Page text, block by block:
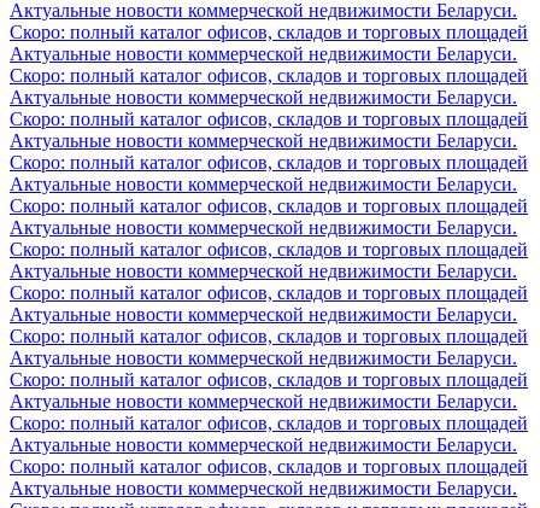
Актуальные новости коммерческой недвижимости Беларуси.
Скоро: полный каталог офисов, складов и торговых площадей
Актуальные новости коммерческой недвижимости Беларуси.
Скоро: полный каталог офисов, складов и торговых площадей
Актуальные новости коммерческой недвижимости Беларуси.
Скоро: полный каталог офисов, складов и торговых площадей
Актуальные новости коммерческой недвижимости Беларуси.
Скоро: полный каталог офисов, складов и торговых площадей
Актуальные новости коммерческой недвижимости Беларуси.
Скоро: полный каталог офисов, складов и торговых площадей
Актуальные новости коммерческой недвижимости Беларуси.
Скоро: полный каталог офисов, складов и торговых площадей
Актуальные новости коммерческой недвижимости Беларуси.
Скоро: полный каталог офисов, складов и торговых площадей
Актуальные новости коммерческой недвижимости Беларуси.
Скоро: полный каталог офисов, складов и торговых площадей
Актуальные новости коммерческой недвижимости Беларуси.
Скоро: полный каталог офисов, складов и торговых площадей
Актуальные новости коммерческой недвижимости Беларуси.
Скоро: полный каталог офисов, складов и торговых площадей
Актуальные новости коммерческой недвижимости Беларуси.
Скоро: полный каталог офисов, складов и торговых площадей
Актуальные новости коммерческой недвижимости Беларуси.